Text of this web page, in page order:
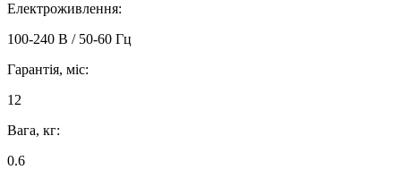
Електроживлення:
100-240 В / 50-60 Гц
Гарантія, міс:
12
Вага, кг:
0.6